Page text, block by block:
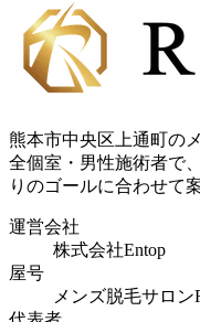
熊本市中央区上通町の
全個室・男性施術者で
りのゴールに合わせて
運営会社
株式会社Entop
屋号
メンズ脱毛サロン